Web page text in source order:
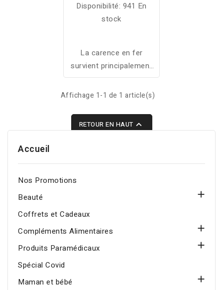
Disponibilité: 941 En
stock
La carence en fer
survient principalement
pendant les périodes de
croissance, de
et de règles abondantes,
et peut être
sensibilité aux infections,
Affichage 1-1 de 1 article(s)
RETOUR EN HAUT 
Accueil
Nos Promotions
Beauté

Coffrets et Cadeaux
Compléments Alimentaires

Produits Paramédicaux

Spécial Covid
Maman et bébé
